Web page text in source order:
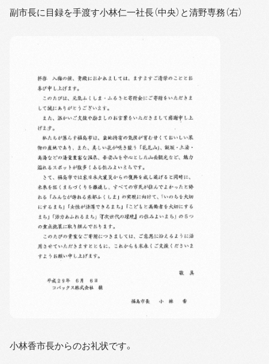
副市長に目録を手渡す小林仁一社長（中央）と清野専務（右）
小林香市長からのお礼状です。